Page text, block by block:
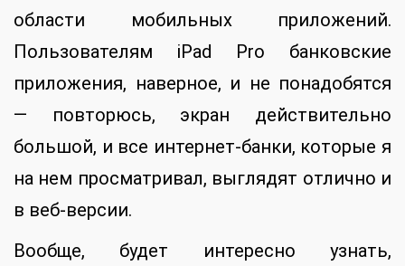
области мобильных приложений.
Пользователям iPad Pro банковские
приложения, наверное, и не понадобятся
— повторюсь, экран действительно
большой, и все интернет-банки, которые я
на нем просматривал, выглядят отлично и
в веб-версии.
Вообще, будет интересно узнать,